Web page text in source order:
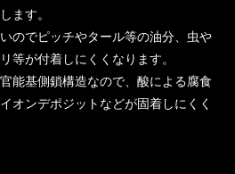
ます。
のでピッチやタール等の油分、虫や
等が付着しにくくなります。
能基側鎖構造なので、酸による腐食
オンデポジットなどが固着しにくく